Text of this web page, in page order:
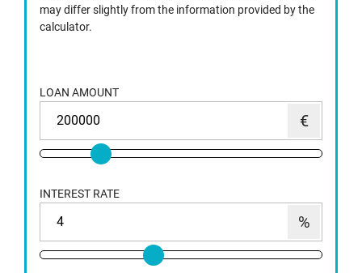
may differ slightly from the information provided by the
calculator.
LOAN AMOUNT
INTEREST RATE